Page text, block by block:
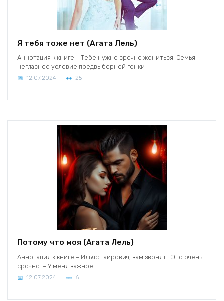
Я тебя тоже нет (Агата Лель)
Аннотация к книге – Тебе нужно срочно жениться. Семья –
негласное условие предвыборной гонки
12.07.2024 25
Потому что моя (Агата Лель)
Аннотация к книге – Ильяс Таирович, вам звонят… Это очень
срочно. – У меня важное
12.07.2024 6